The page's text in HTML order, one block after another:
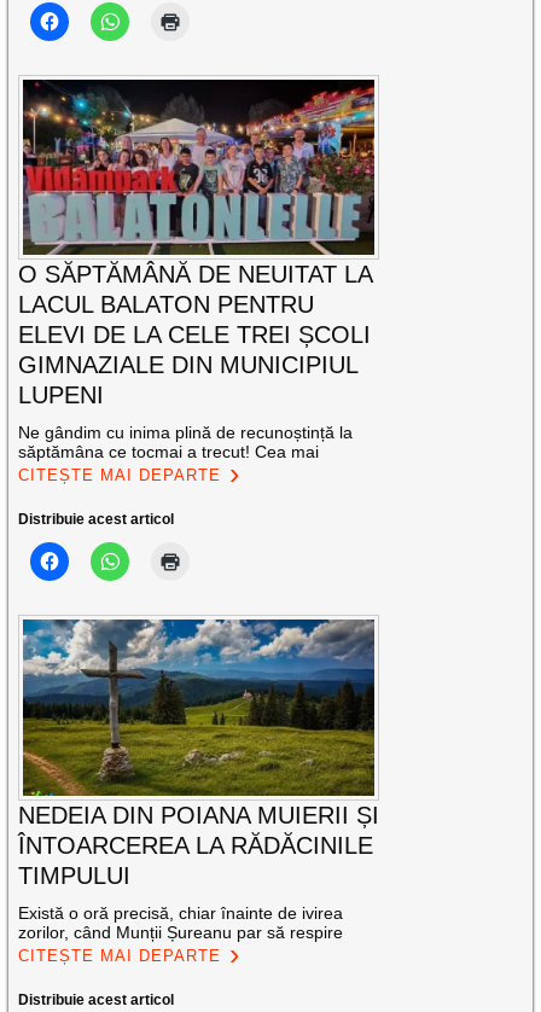
O SĂPTĂMÂNĂ DE NEUITAT LA
LACUL BALATON PENTRU
ELEVI DE LA CELE TREI ȘCOLI
GIMNAZIALE DIN MUNICIPIUL
LUPENI
Ne gândim cu inima plină de recunoștință la
săptămâna ce tocmai a trecut! Cea mai
CITEȘTE MAI DEPARTE
Distribuie acest articol
NEDEIA DIN POIANA MUIERII ȘI
ÎNTOARCEREA LA RĂDĂCINILE
TIMPULUI
Există o oră precisă, chiar înainte de ivirea
zorilor, când Munții Șureanu par să respire
CITEȘTE MAI DEPARTE
Distribuie acest articol